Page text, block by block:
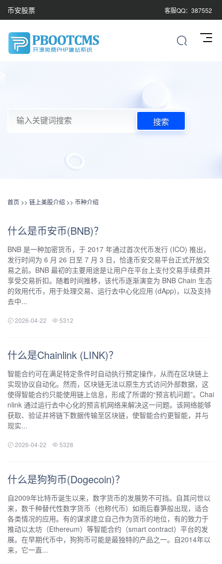
币安股票 客服QQ：387552
搜索
首页 >> 链上美股介绍 >> 币种介绍
什么是币安币(BNB)？
BNB 是一种加密货币，于 2017 年通过首次代币发行 (ICO) 推出，
发行时间为 6 月 26 日至 7 月 3 日，恰逢币安交易平台正式开放交
易之前。BNB 最初的主要用途是让用户在平台上支付交易手续费并
享受交易折扣。随着时间推移，该代币逐渐演变为 BNB Chain 生态
的效用代币，用于处理交易、运行去中心化应用 (dApp)，以及支持
去中...
2026-04-22 5312
什么是Chainlink (LINK)？
智能合约可在满足特定条件时自动执行预定操作，从而在区块链上
实现协议自动化。然而，区块链无法以原生方式访问外部数据，这
使得智能合约只能使用链上信息，形成了所谓的“预言机问题”。Chai
nlink 通过运行去中心化的预言机网络来解决这一问题。该网络能够
获取、验证并将链下数据传输至区块链，使智能合约更智能，并与
现实...
2026-04-22 5328
什么是狗狗币(Dogecoin)？
自2009年比特币诞生以来，数字货币的发展势不可挡。自其问世以
来，数千种替代性数字货币（也称代币）如雨后春笋般出现，适合
各类情况的应用。有的谋求建立自己作为货币的地位，有的致力于
推动以太坊（Ethereum）等智能合约（smart contract）平台的发
展。在早期代币中，狗狗币可能是最独特的产品之一。自2014年以
来，它一直...